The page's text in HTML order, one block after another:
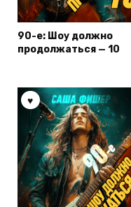
90-е: Шоу должно
продолжаться — 10